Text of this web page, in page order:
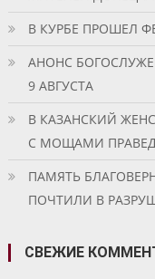
В КУРБЕ ПРОШЕЛ
АНОНС
9 АВГУСТА
В КАЗАНСКИЙ
С МОЩАМИ
ПАМЯТЬ
ПОЧТИЛИ В
СВЕЖИЕ